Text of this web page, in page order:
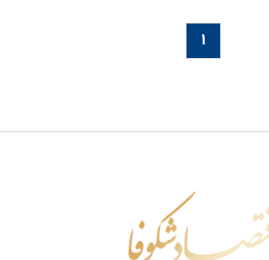
۱
اقتصاد شکوفا